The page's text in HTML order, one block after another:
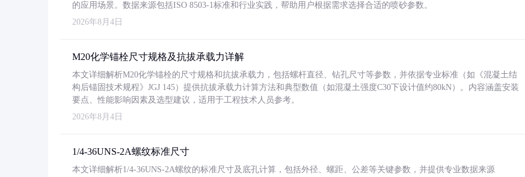
的应用场景。数据来源包括ISO 8503-1标准和行业实践，帮助用户根据需求选择合适的喷砂参数。
2026年8月4日
M20化学锚栓尺寸规格及抗拔承载力详解
本文详细解析M20化学锚栓的尺寸规格和抗拔承载力，包括螺杆直径、钻孔尺寸等参数，并依据专业标准（如《混凝土结
构后锚固技术规程》JGJ 145）提供抗拔承载力计算方法和典型数值（如混凝土强度C30下设计值约80kN）。内容涵盖安装
要点、性能影响因素及选型建议，适用于工程技术人员参考。
2026年8月4日
1/4-36UNS-2A螺纹标准尺寸
本文详细解析1/4-36UNS-2A螺纹的标准尺寸及底孔计算，包括外径、螺距、公差等关键参数，并提供专业数据来源